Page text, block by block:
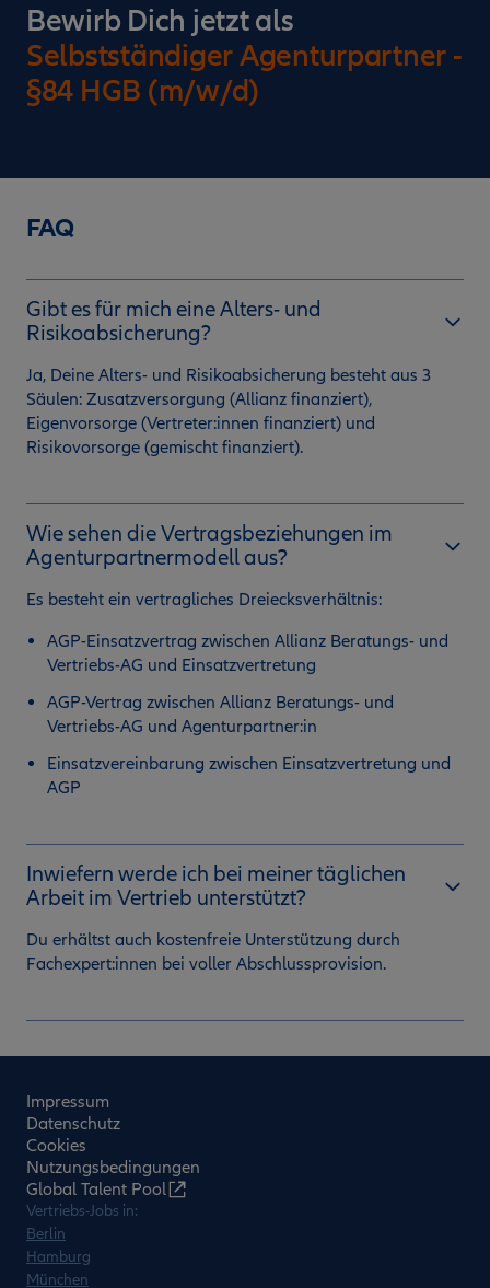
Bewirb Dich jetzt als
Selbstständiger Agenturpartner -
§84 HGB (m/w/d)
FAQ
Gibt es für mich eine Alters- und
Risikoabsicherung?
Ja, Deine Alters- und Risikoabsicherung besteht aus 3
Säulen: Zusatzversorgung (Allianz finanziert),
Eigenvorsorge (Vertreter:innen finanziert) und
Risikovorsorge (gemischt finanziert).
Wie sehen die Vertragsbeziehungen im
Agenturpartnermodell aus?
Es besteht ein vertragliches Dreiecksverhältnis:
AGP-Einsatzvertrag zwischen Allianz Beratungs- und
Vertriebs-AG und Einsatzvertretung
AGP-Vertrag zwischen Allianz Beratungs- und
Vertriebs-AG und Agenturpartner:in
Einsatzvereinbarung zwischen Einsatzvertretung und
AGP
Inwiefern werde ich bei meiner täglichen
Arbeit im Vertrieb unterstützt?
Du erhältst auch kostenfreie Unterstützung durch
Fachexpert:innen bei voller Abschlussprovision.
Impressum
Datenschutz
Cookies
Nutzungsbedingungen
Global Talent Pool
Vertriebs-Jobs in:
Berlin
Hamburg
München